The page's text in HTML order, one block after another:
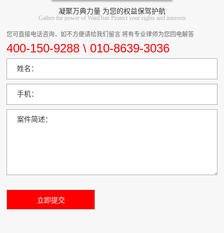
凝聚万典力量 为您的权益保驾护航
Gather the power of WanDian Protect your rights and interests
您可直接电话咨询，如不方便请给我们留言 将有专业律师为您回电解答
400-150-9288 \ 010-8639-3036
姓名：
手机：
案件简述：